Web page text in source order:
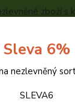
zboží s
Hledat
Sleva 6%
nezlevněný
SLEVA6